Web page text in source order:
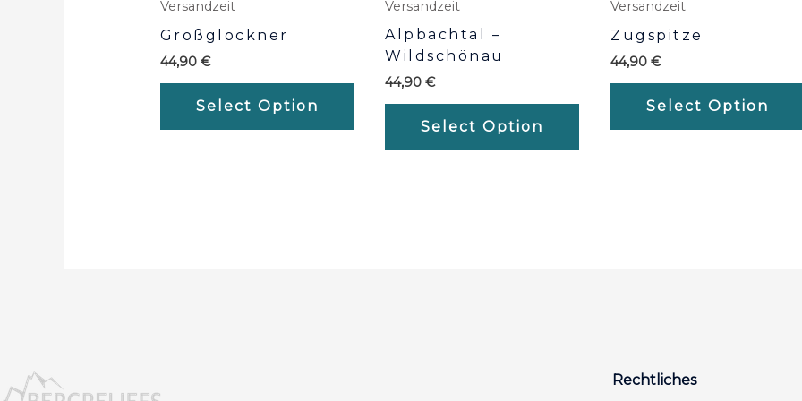
Versandzeit
Großglockner
44,90 €
Select Option
Versandzeit
Alpbachtal –
Wildschönau
44,90€
Select Option
Versandzeit
Zugspitze
44,90 €
Select Option
Rechtliches